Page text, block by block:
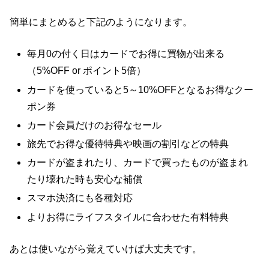
簡単にまとめると下記のようになります。
毎月0の付く日はカードでお得に買物が出来る
（5%OFF or ポイント5倍）
カードを使っていると5～10%OFFとなるお得なクー
ポン券
カード会員だけのお得なセール
旅先でお得な優待特典や映画の割引などの特典
カードが盗まれたり、カードで買ったものが盗まれ
たり壊れた時も安心な補償
スマホ決済にも各種対応
よりお得にライフスタイルに合わせた有料特典
あとは使いながら覚えていけば大丈夫です。